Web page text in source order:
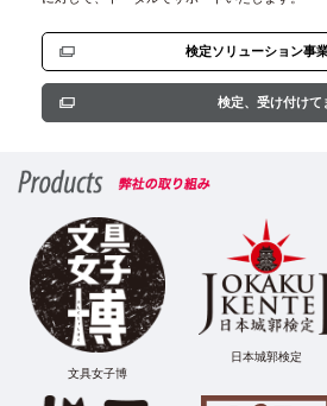
検定ソリューション事
検定、受け付けて
文具女子博
日本城郭検定